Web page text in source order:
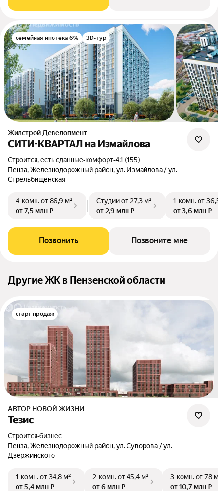
семейная ипотека 6% 3D-тур
Жилстрой Девелопмент
СИТИ-КВАРТАЛ на Измайлова
Строится, есть сданные•комфорт•4.1 (155)
Пенза, Железнодорожный район, ул. Измайлова / ул.
Стрельбищенская
4-комн.от 86,9 м²
от 7,5 млн ₽
Студииот 27,3 м²
от 2,9 млн ₽
1-комн.от
от 3,6 млн ₽
Позвонить Позвоните мне
Другие ЖК в Пензенской области
старт продаж
АВТОР НОВОЙ ЖИЗНИ
Тезис
Строится•бизнес
Пенза, Железнодорожный район, ул. Суворова / ул.
Дзержинского
1-комн.от 34,8 м²
от 5,4 млн ₽
2-комн.от 45,4 м²
от 6 млн ₽
3-комн.от 78
от 10,7 млн ₽